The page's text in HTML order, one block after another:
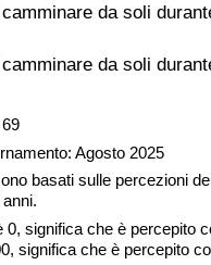
da soli
da soli
Agosto 2025
basati sulle percezioni
0, significa che è percepito
significa che è percepito
(Corrente)
per Nazione